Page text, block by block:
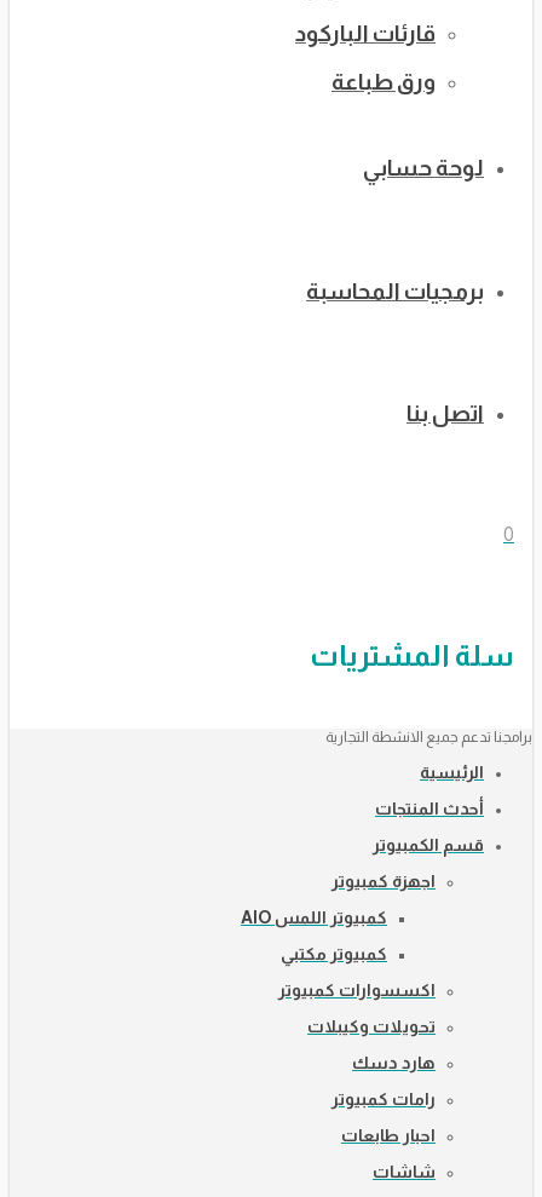
قارئات الباركود
ورق طباعة
لوحة حسابي
برمجيات المحاسبة
اتصل بنا
0
سلة المشتريات
برامجنا تدعم جميع الانشطة التجارية
الرئيسية
أحدث المنتجات
قسم الكمبيوتر
اجهزة كمبيوتر
كمبيوتر اللمس AIO
كمبيوتر مكتبي
اكسسوارات كمبيوتر
تحويلات وكيبلات
هارد دسك
رامات كمبيوتر
احبار طابعات
شاشات